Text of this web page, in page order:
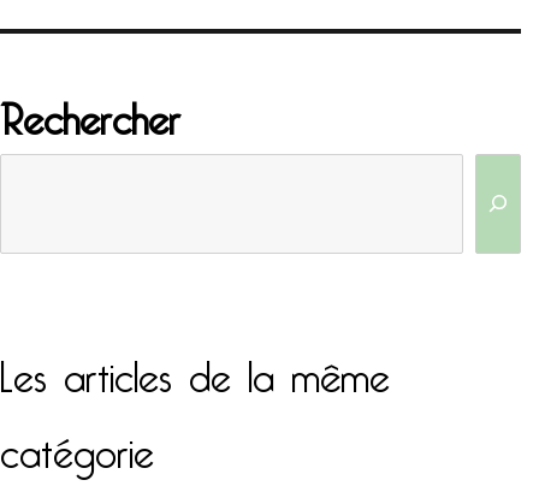
Rechercher
Les articles de la même
catégorie